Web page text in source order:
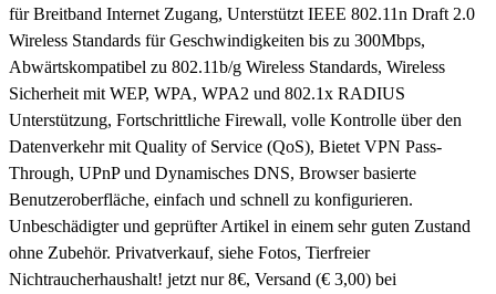
für Breitband Internet Zugang, Unterstützt IEEE 802.11n Draft 2.0
Wireless Standards für Geschwindigkeiten bis zu 300Mbps,
Abwärtskompatibel zu 802.11b/g Wireless Standards, Wireless
Sicherheit mit WEP, WPA, WPA2 und 802.1x RADIUS
Unterstützung, Fortschrittliche Firewall, volle Kontrolle über den
Datenverkehr mit Quality of Service (QoS), Bietet VPN Pass-
Through, UPnP und Dynamisches DNS, Browser basierte
Benutzeroberfläche, einfach und schnell zu konfigurieren.
Unbeschädigter und geprüfter Artikel in einem sehr guten Zustand
ohne Zubehör. Privatverkauf, siehe Fotos, Tierfreier
Nichtraucherhaushalt! jetzt nur 8€, Versand (€ 3,00) bei